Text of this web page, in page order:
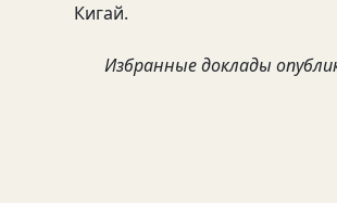
Кигай.
Избранные доклады